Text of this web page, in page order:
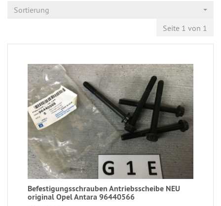
Sortierung
Seite 1 von 1
Befestigungsschrauben Antriebsscheibe NEU
original Opel Antara 96440566